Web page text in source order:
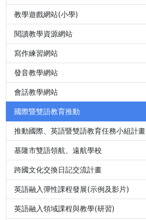
教學遊戲網站(小學)
閱讀教學資源網站
寫作練習網站
發音教學網站
會話教學網站
國際暨雙語教育推動
推動國際、英語暨雙語教育任務小組計畫
基隆市雙語領航、遠航學校
跨國文化交換日記交流計畫
英語融入彈性課程發展(示例及影片)
英語融入領域課程與教學(研習)